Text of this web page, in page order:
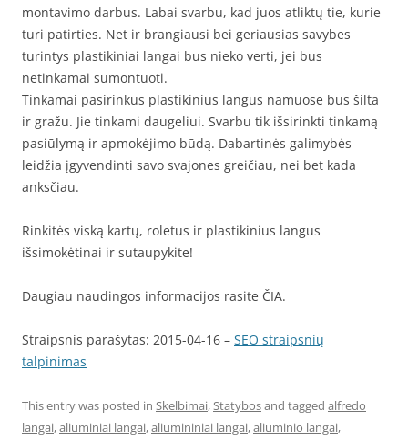
montavimo darbus. Labai svarbu, kad juos atliktų tie, kurie
turi patirties. Net ir brangiausi bei geriausias savybes
turintys plastikiniai langai bus nieko verti, jei bus
netinkamai sumontuoti.
Tinkamai pasirinkus plastikinius langus namuose bus šilta
ir gražu. Jie tinkami daugeliui. Svarbu tik išsirinkti tinkamą
pasiūlymą ir apmokėjimo būdą. Dabartinės galimybės
leidžia įgyvendinti savo svajones greičiau, nei bet kada
anksčiau.
Rinkitės viską kartų, roletus ir plastikinius langus
išsimokėtinai ir sutaupykite!
Daugiau naudingos informacijos rasite ČIA.
Straipsnis parašytas: 2015-04-16 – SEO straipsnių
talpinimas
This entry was posted in Skelbimai,Statybosand tagged alfredo
langai,aliuminiai langai,aliumininiai langai,aliuminio langai,